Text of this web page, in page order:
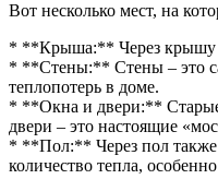
Вот несколько мест, на
* **Крыша:** Через крышу
* **Стены:** Стены – это
теплопотерь в доме.
* **Окна и двери:**
двери – это настоящие
* **Пол:** Через пол также
количество тепла,